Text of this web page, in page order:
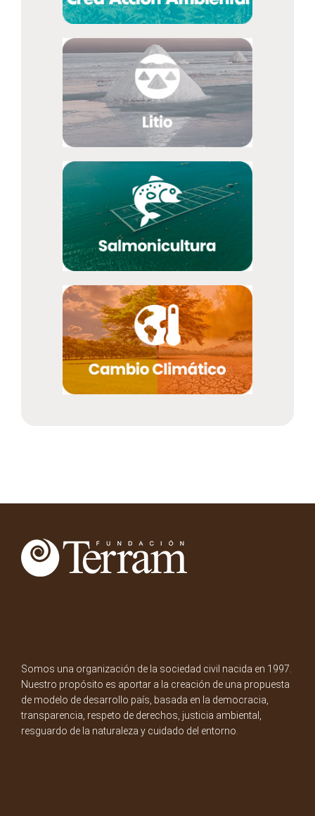
Somos una organización de la sociedad civil nacida en 1997.
Nuestro propósito es aportar a la creación de una propuesta
de modelo de desarrollo país, basada en la democracia,
transparencia, respeto de derechos, justicia ambiental,
resguardo de la naturaleza y cuidado del entorno.